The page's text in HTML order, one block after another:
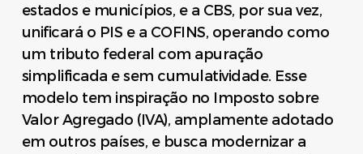
estados e municípios, e a CBS, por sua vez,
unificará o PIS e a COFINS, operando como
um tributo federal com apuração
simplificada e sem cumulatividade. Esse
modelo tem inspiração no Imposto sobre
Valor Agregado (IVA), amplamente adotado
em outros países, e busca modernizar a